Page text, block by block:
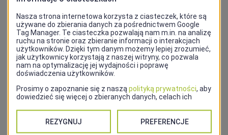
Szczecin.
Od godziny 13:00 centrum rodzinnej zabawy
stanie sięOgród Różany – Różanka.
Organizatorzy przygotowali koncerty, animacje
dla dzieci oraz tradycyjny już81-kilogramowy
tort urodzinowy, który będzie jednym z
najbardziej wyczekiwanych punktów programu.
Come With Us Festival i koncert w Willi Lentza